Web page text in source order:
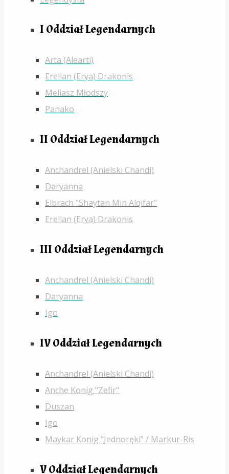
I Oddział Legendarnych
Arta (Alearti)
Erellan (Erya) Drakonis
Meliasz Młodszy
Panako
II Oddział Legendarnych
Anchandrel (Anielski Chandi)
Daryanna
Elbrach "Shaytan Min Alqifar"
Erellan (Erya) Drakonis
III Oddział Legendarnych
Anchandrel (Anielski Chandi)
Daryanna
Igo
IV Oddział Legendarnych
Anchandrel (Anielski Chandi)
Anche Konig "Zefir"
Duszan
Igo
Maykar Konig "Jednoręki" / Markur-Ris
V Oddział Legendarnych